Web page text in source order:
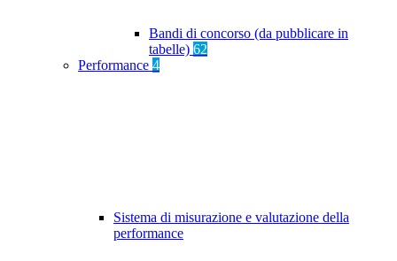
Bandi di concorso (da pubblicare in
tabelle) 62
Performance 4
Sistema di misurazione e valutazione della
performance